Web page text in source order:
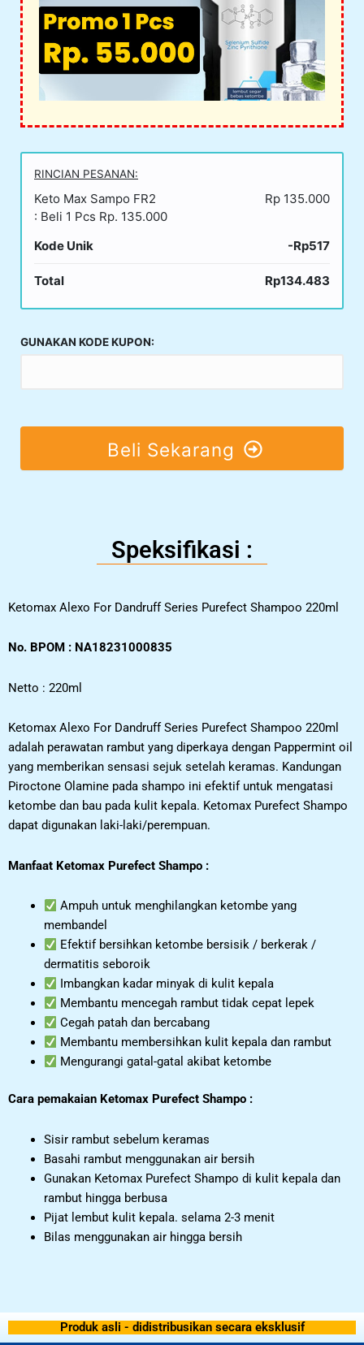
RINCIAN PESANAN:
Keto Max Sampo FR2
: Beli 1 Pcs Rp. 135.000
Rp 135.000
Kode Unik -Rp517
Total Rp134.483
GUNAKAN KODE KUPON:
Beli Sekarang
Speksifikasi :
Ketomax Alexo For Dandruff Series Purefect Shampoo 220ml
No. BPOM : NA18231000835
Netto : 220ml
Ketomax Alexo For Dandruff Series Purefect Shampoo 220ml
adalah perawatan rambut yang diperkaya dengan Pappermint oil
yang memberikan sensasi sejuk setelah keramas. Kandungan
Piroctone Olamine pada shampo ini efektif untuk mengatasi
ketombe dan bau pada kulit kepala. Ketomax Purefect Shampo
dapat digunakan laki-laki/perempuan.
Manfaat Ketomax Purefect Shampo :
Ampuh untuk menghilangkan ketombe yang
membandel
Efektif bersihkan ketombe bersisik / berkerak /
dermatitis seboroik
Imbangkan kadar minyak di kulit kepala
Membantu mencegah rambut tidak cepat lepek
Cegah patah dan bercabang
Membantu membersihkan kulit kepala dan rambut
Mengurangi gatal-gatal akibat ketombe
Cara pemakaian Ketomax Purefect Shampo :
Sisir rambut sebelum keramas
Basahi rambut menggunakan air bersih
Gunakan Ketomax Purefect Shampo di kulit kepala dan
rambut hingga berbusa
Pijat lembut kulit kepala. selama 2-3 menit
Bilas menggunakan air hingga bersih
Produk asli - didistribusikan secara eksklusif